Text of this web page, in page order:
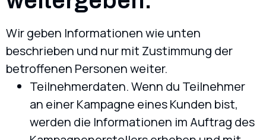
Wir geben Informationen wie unten
beschrieben und nur mit Zustimmung der
betroffenen Personen weiter.
Teilnehmerdaten. Wenn du Teilnehmer
an einer Kampagne eines Kunden bist,
werden die Informationen im Auftrag des